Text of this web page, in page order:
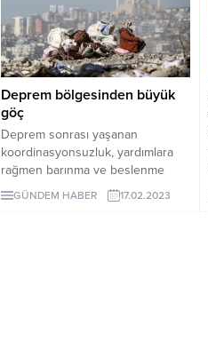
Deprem bölgesinden büyük
göç
Deprem sonrası yaşanan
koordinasyonsuzluk, yardımlara
rağmen barınma ve beslenme
sorununu engelleyemedi. 10 ilden
İstanbul, Ankara ve İzmir’e bü-yük
GÜNDEM HABER 17.02.2023